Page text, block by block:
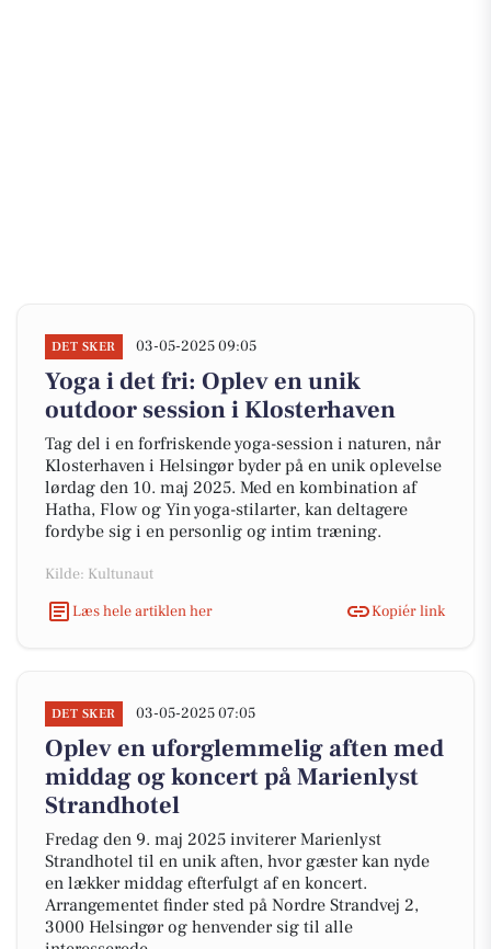
DET SKER 03-05-2025 09:05
Yoga i det fri: Oplev en unik
outdoor session i Klosterhaven
Tag del i en forfriskende yoga-session i naturen, når
Klosterhaven i Helsingør byder på en unik oplevelse
lørdag den 10. maj 2025. Med en kombination af
Hatha, Flow og Yin yoga-stilarter, kan deltagere
fordybe sig i en personlig og intim træning.
Kilde: Kultunaut
Læs hele artiklen her
Kopiér link
DET SKER 03-05-2025 07:05
Oplev en uforglemmelig aften med
middag og koncert på Marienlyst
Strandhotel
Fredag den 9. maj 2025 inviterer Marienlyst
Strandhotel til en unik aften, hvor gæster kan nyde
en lækker middag efterfulgt af en koncert.
Arrangementet finder sted på Nordre Strandvej 2,
3000 Helsingør og henvender sig til alle